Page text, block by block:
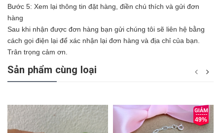
Bước 5: Xem lại thông tin đặt hàng, điền chú thích và gửi đơn
hàng
Sau khi nhận được đơn hàng bạn gửi chúng tôi sẽ liên hệ bằng
cách gọi điện lại để xác nhận lại đơn hàng và địa chỉ của bạn.
Trân trọng cảm ơn.
Sản phẩm cùng loại
49%